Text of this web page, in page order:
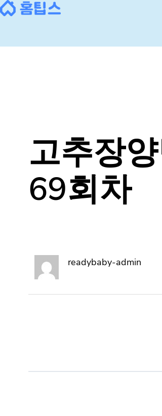
콘
로
고추장
69회차
readybaby-admin